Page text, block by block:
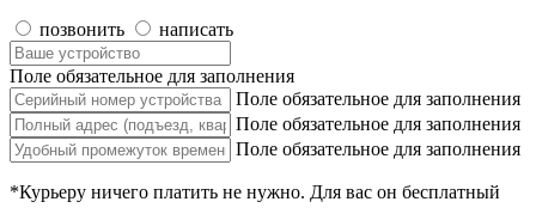
позвонить написать
Поле обязательное для заполнения
Поле обязательное для заполнения
Поле обязательное для заполнения
Поле обязательное для заполнения
*Курьеру ничего платить не нужно. Для вас он бесплатный